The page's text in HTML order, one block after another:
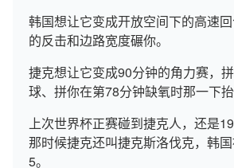
韩国想让它变成开放空间下的高速
的反击和边路宽度碾你。
捷克想让它变成90分钟的角力赛，
球、拼你在第78分钟缺氧时那一下抬
上次世界杯正赛碰到捷克人，还是
那时候捷克还叫捷克斯洛伐克，韩
5。